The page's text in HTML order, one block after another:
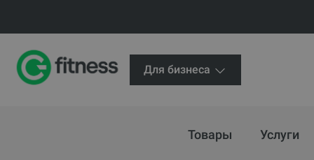
Для бизнеса
Товары Услуги